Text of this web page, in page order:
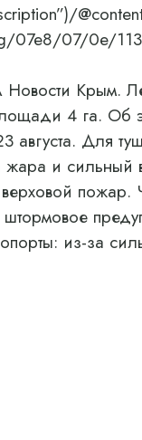
07e8/07/0e/
Крым.
4 га.
августа. Для
и сильный
верховой
из-за